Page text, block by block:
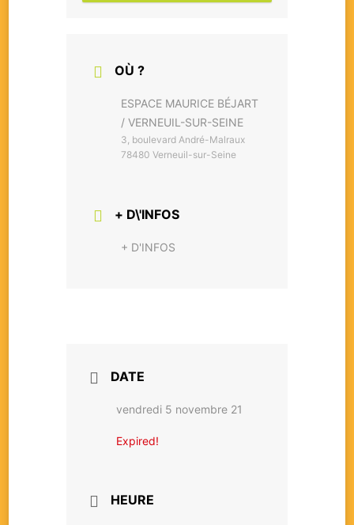
OÙ ?
ESPACE MAURICE BÉJART
/ VERNEUIL-SUR-SEINE
3, boulevard André-Malraux
78480 Verneuil-sur-Seine
+ D\'INFOS
+ D'INFOS
DATE
vendredi 5 novembre 21
Expired!
HEURE